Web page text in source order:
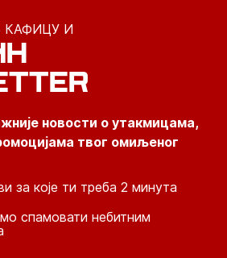
КАФИЦУ И
новости о утакмицама,
твог омиљеног
за које ти треба 2 минута
спамовати небитним